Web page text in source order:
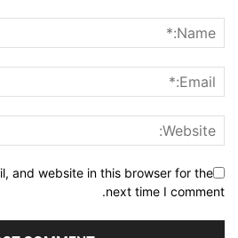
and website in this browser for the
next time I comment.